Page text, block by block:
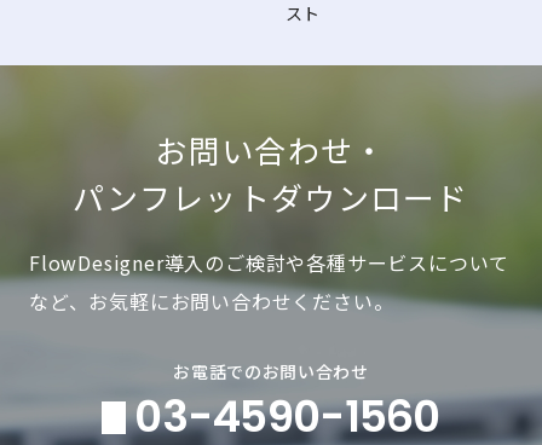
スト
お問い合わせ・
パンフレットダウンロード
FlowDesigner導入のご検討や各種サービスについて
など、お気軽にお問い合わせください。
お電話でのお問い合わせ
03-4590-1560